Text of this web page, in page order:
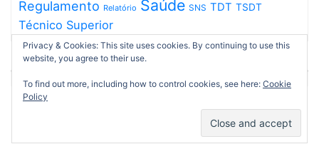
Regulamento Relatório Saúde SNS TDT TSDT
Técnico Superior
Privacy & Cookies: This site uses cookies. By continuing to use this
website, you agree to their use.
To find out more, including how to control cookies, see here: Cookie
Policy